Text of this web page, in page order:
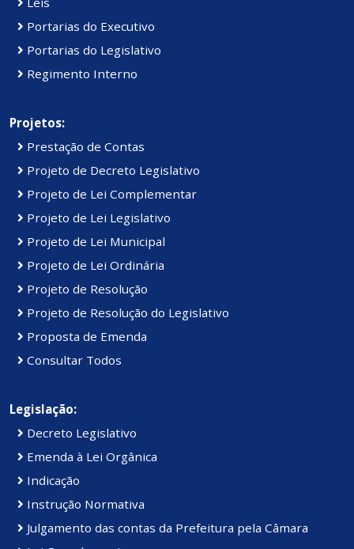
Portarias do Executivo
Portarias do Legislativo
Regimento Interno
Projetos:
Prestação de Contas
Projeto de Decreto Legislativo
Projeto de Lei Complementar
Projeto de Lei Legislativo
Projeto de Lei Municipal
Projeto de Lei Ordinária
Projeto de Resolução
Projeto de Resolução do Legislativo
Proposta de Emenda
Consultar Todos
Legislação:
Decreto Legislativo
Emenda à Lei Orgânica
Indicação
Instrução Normativa
Julgamento das contas da Prefeitura pela Câmara